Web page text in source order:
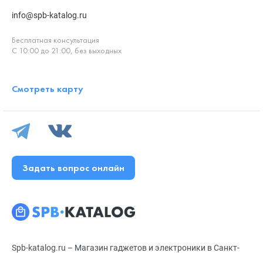
Spb-katalog.ru – Магазин гаджетов и электроники в Санкт-
info@spb-katalog.ru
Бесплатная консультация
С 10:00 до 21:00, без выходных
Смотреть карту
Задать вопрос онлайн